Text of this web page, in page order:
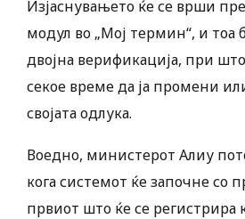
Изјаснувањето ќе се врши
модул во „Мој термин“, и тоа
двојна верификација, при
секое време да ја промени
својата одлука.
Воедно, министерот Алиу
кога системот ќе започне со
првиот што ќе се регистрира